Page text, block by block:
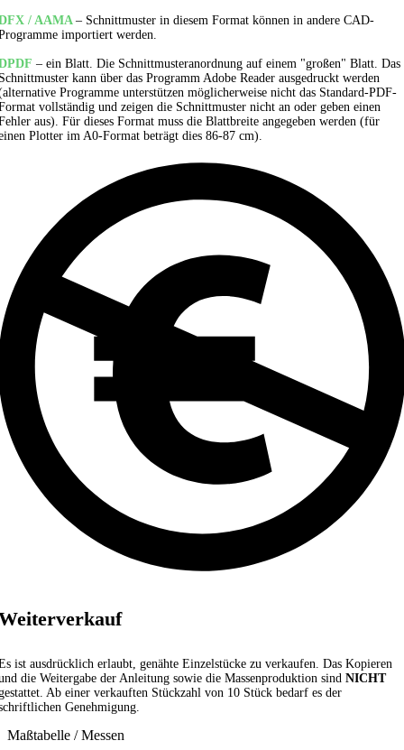
/ AAMA – Schnittmuster in diesem Format können in andere CAD-
importiert werden.
– ein Blatt. Die Schnittmusteranordnung auf einem "großen" Blatt. Das
kann über das Programm Adobe Reader ausgedruckt werden
Programme unterstützen möglicherweise nicht das Standard-PDF-
vollständig und zeigen die Schnittmuster nicht an oder geben einen
aus). Für dieses Format muss die Blattbreite angegeben werden (für
Plotter im A0-Format beträgt dies 86-87 cm).
ist ausdrücklich erlaubt, genähte Einzelstücke zu verkaufen. Das Kopieren
die Weitergabe der Anleitung sowie die Massenproduktion sind NICHT
Ab einer verkauften Stückzahl von 10 Stück bedarf es der
Genehmigung.
Maßtabelle / Messen